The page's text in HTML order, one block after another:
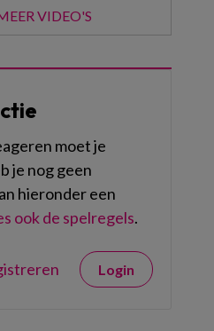
VIDEO'S
moet je
je nog geen
hieronder een
ook de spelregels.
Login